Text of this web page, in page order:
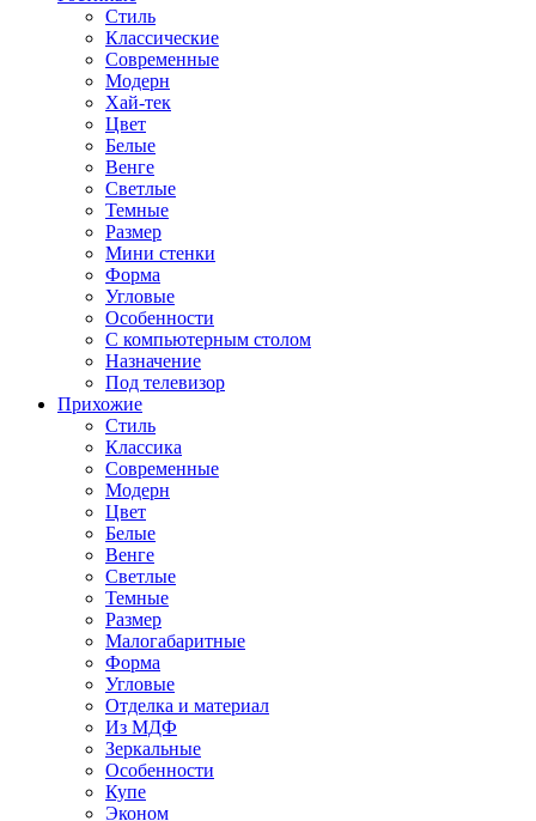
Стиль
Классические
Современные
Модерн
Хай-тек
Цвет
Белые
Венге
Светлые
Темные
Размер
Мини стенки
Форма
Угловые
Особенности
С компьютерным столом
Назначение
Под телевизор
Прихожие
Стиль
Классика
Современные
Модерн
Цвет
Белые
Венге
Светлые
Темные
Размер
Малогабаритные
Форма
Угловые
Отделка и материал
Из МДФ
Зеркальные
Особенности
Купе
Эконом